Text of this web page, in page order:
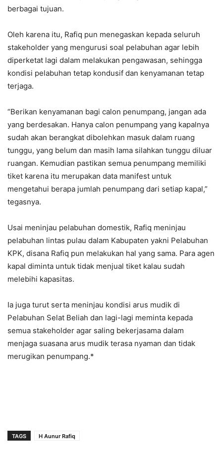
berbagai tujuan.
Oleh karena itu, Rafiq pun menegaskan kepada seluruh
stakeholder yang mengurusi soal pelabuhan agar lebih
diperketat lagi dalam melakukan pengawasan, sehingga
kondisi pelabuhan tetap kondusif dan kenyamanan tetap
terjaga.
“Berikan kenyamanan bagi calon penumpang, jangan ada
yang berdesakan. Hanya calon penumpang yang kapalnya
sudah akan berangkat dibolehkan masuk dalam ruang
tunggu, yang belum dan masih lama silahkan tunggu diluar
ruangan. Kemudian pastikan semua penumpang memiliki
tiket karena itu merupakan data manifest untuk
mengetahui berapa jumlah penumpang dari setiap kapal,”
tegasnya.
Usai meninjau pelabuhan domestik, Rafiq meninjau
pelabuhan lintas pulau dalam Kabupaten yakni Pelabuhan
KPK, disana Rafiq pun melakukan hal yang sama. Para agen
kapal diminta untuk tidak menjual tiket kalau sudah
melebihi kapasitas.
Ia juga turut serta meninjau kondisi arus mudik di
Pelabuhan Selat Beliah dan lagi-lagi meminta kepada
semua stakeholder agar saling bekerjasama dalam
menjaga suasana arus mudik terasa nyaman dan tidak
merugikan penumpang.*
TAGS H Aunur Rafiq